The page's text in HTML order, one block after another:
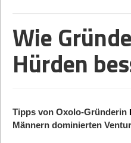
Wie
Hürden
Tipps von Oxolo-Gründerin
Männern dominierten